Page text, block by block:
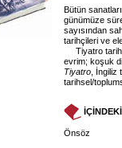
Bütün
günümüze
sayısından
tarihçileri ve
Tiyatro
evrim; koşuk
Tiyatro ,
tarihsel/
Önsöz